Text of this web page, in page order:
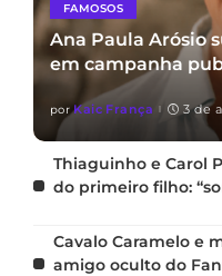
FAMOSOS
Ana Paula Arósio
em campanha
por Kaic França 3 de
Thiaguinho e Carol
do primeiro filho:
Cavalo Caramelo e
amigo oculto do